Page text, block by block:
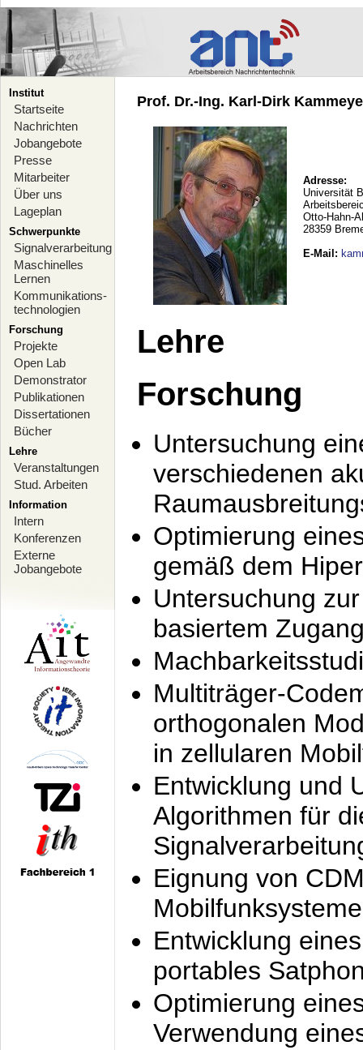
Institut
Startseite
Nachrichten
Jobangebote
Presse
Mitarbeiter
Über uns
Lageplan
Schwerpunkte
Signalverarbeitung
Maschinelles
Lernen
Kommunikations-
technologien
Forschung
Projekte
Open Lab
Demonstrator
Publikationen
Dissertationen
Bücher
Lehre
Veranstaltungen
Stud. Arbeiten
Information
Intern
Konferenzen
Externe
Jobangebote
Prof. Dr.-Ing. Karl-Dirk
Adresse:
Universität
Otto-Hahn-
28359
E-Mail :
Lehre
Forschung
Untersuchung
verschiedenen
Optimierung
gemäß dem
Untersuchung
basiertem
Multiträger-
orthogonalen
in zellularen
Entwicklung und
Algorithmen für
Eignung von
Mobilfunksysteme
Entwicklung
portables
Optimierung
Verwendung